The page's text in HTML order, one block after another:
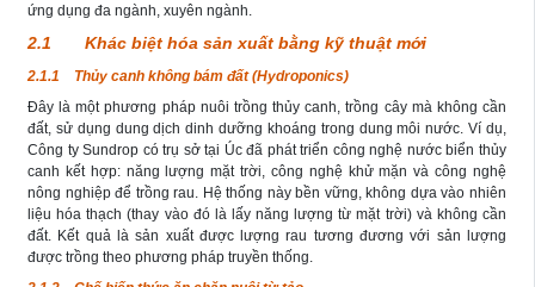
ứng dụng đa ngành, xuyên ngành.
2.1 Khác biệt hóa sản xuất bằng kỹ thuật mới
2.1.1 Thủy canh không bám đất (Hydroponics)
Đây là một phương pháp nuôi trồng thủy canh, trồng cây mà không cần
đất, sử dụng dung dịch dinh dưỡng khoáng trong dung môi nước. Ví dụ,
Công ty Sundrop có trụ sở tại Úc đã phát triển công nghệ nước biển thủy
canh kết hợp: năng lượng mặt trời, công nghệ khử mặn và công nghệ
nông nghiệp để trồng rau. Hệ thống này bền vững, không dựa vào nhiên
liệu hóa thạch (thay vào đó là lấy năng lượng từ mặt trời) và không cần
đất. Kết quả là sản xuất được lượng rau tương đương với sản lượng
được trồng theo phương pháp truyền thống.